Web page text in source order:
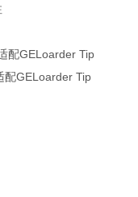
GELoarder Tip
Tip